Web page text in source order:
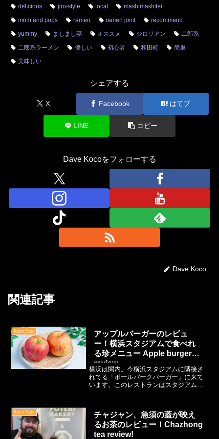
delicious jiro-style local
mashimashitei
mom and pops
ramen ramen joint
recommend
yummy
ましまし亭 オススメ ジロリアン
二郎系
二郎系ラーメン
優しい 初心者 和田町
簡単
美味しい
シェアする
X Facebook はてブ
LINE コピー
Dave Kocoをフォローする
Dave Koco
関連記事
Koco Eats
アップルバーガーのレビュ
ー！横浜スタジアムで食べれ
る珍メニュー Apple burger
review
横浜は関内。今横浜スタジアムに隣接さ
れてる「ボールパークバーガー」に来て
います。このレストランはスタジアム内
ー屋にはないものがあるから。そう、ま
さに今僕の目の前にある摩訶不思議で珍
なるもの。
Koco Eats
チャジャン、急須の蓋が映え
るお茶のレビュー！Chazhong
tea review!